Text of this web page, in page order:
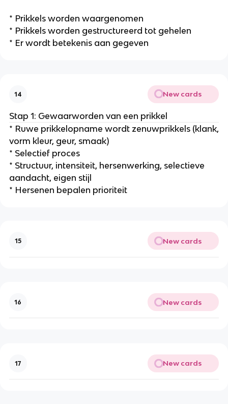
* Prikkels worden waargenomen
* Prikkels worden gestructureerd tot gehelen
* Er wordt betekenis aan gegeven
14 New cards
Stap 1: Gewaarworden van een prikkel
* Ruwe prikkelopname wordt zenuwprikkels (klank,
vorm kleur, geur, smaak)
* Selectief proces
* Structuur, intensiteit, hersenwerking, selectieve
aandacht, eigen stijl
* Hersenen bepalen prioriteit
15 New cards
16 New cards
17 New cards